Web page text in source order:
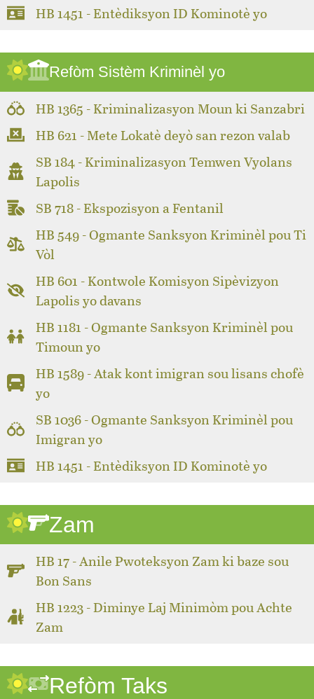
HB 1451 - Entèdiksyon ID Kominotè yo
Refòm Sistèm Kriminèl yo
HB 1365 - Kriminalizasyon Moun ki Sanzabri
HB 621 - Mete Lokatè deyò san rezon valab
SB 184 - Kriminalizasyon Temwen Vyolans
Lapolis
SB 718 - Ekspozisyon a Fentanil
HB 549 - Ogmante Sanksyon Kriminèl pou Ti
Vòl
HB 601 - Kontwole Komisyon Sipèvizyon
Lapolis yo davans
HB 1181 - Ogmante Sanksyon Kriminèl pou
Timoun yo
HB 1589 - Atak kont imigran sou lisans chofè
yo
SB 1036 - Ogmante Sanksyon Kriminèl pou
Imigran yo
HB 1451 - Entèdiksyon ID Kominotè yo
Zam
HB 17 - Anile Pwoteksyon Zam ki baze sou
Bon Sans
HB 1223 - Diminye Laj Minimòm pou Achte
Zam
Refòm Taks